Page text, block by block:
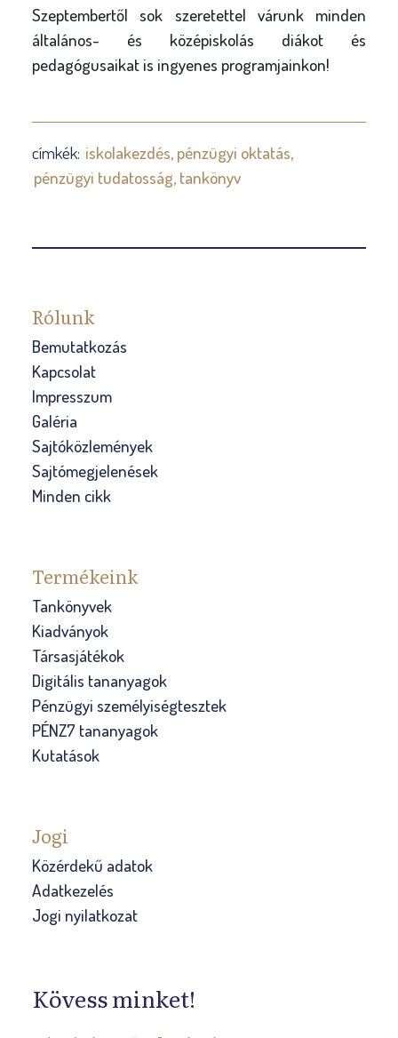
Szeptembertől sok szeretettel várunk minden
általános- és középiskolás diákot és
pedagógusaikat is ingyenes programjainkon!
címkék: iskolakezdés pénzügyi oktatás
pénzügyi tudatosság tankönyv
Rólunk
Bemutatkozás
Kapcsolat
Impresszum
Galéria
Sajtóközlemények
Sajtómegjelenések
Minden cikk
Termékeink
Tankönyvek
Kiadványok
Társasjátékok
Digitális tananyagok
Pénzügyi személyiségtesztek
PÉNZ7 tananyagok
Kutatások
Jogi
Közérdekű adatok
Adatkezelés
Jogi nyilatkozat
Kövess minket!